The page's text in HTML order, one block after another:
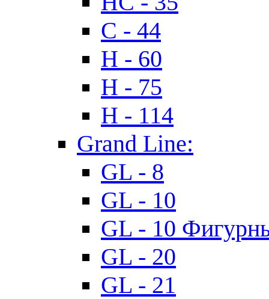
C - 44
H - 60
H - 75
H - 114
Grand Line:
GL - 8
GL - 10
GL - 10
GL - 20
GL - 21